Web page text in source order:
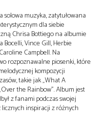
solowa muzyka, zatytułowana
dla siebie
Chrisa Bottiego na albumie
Vince Gill, Herbie
Campbell. Na
rozpoznawalne piosenki, które
kompozycji
takie jak „What A
the Rainbow”. Album jest
z fanami podczas swojej
inspiracji z różnych